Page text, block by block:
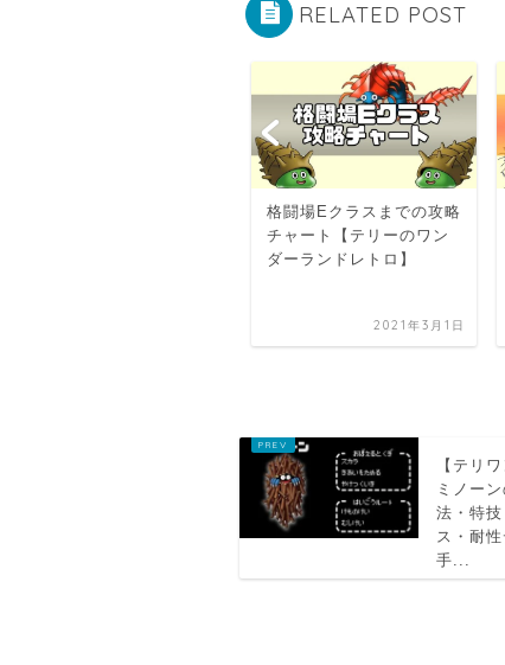
RELATED POST
格闘場Eクラスまでの攻略
チャート【テリーのワン
ダーランドレトロ】
2021年3月1日
【テリ
ミノー
法・特
ス・耐
手...